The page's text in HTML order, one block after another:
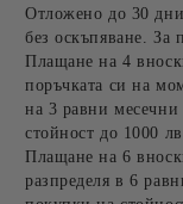
Отложено до 30
без оскъпяване. За
Плащане на 4
поръчката си на
на 3 равни месечни
стойност до 1000
Плащане на 6
разпределя в 6